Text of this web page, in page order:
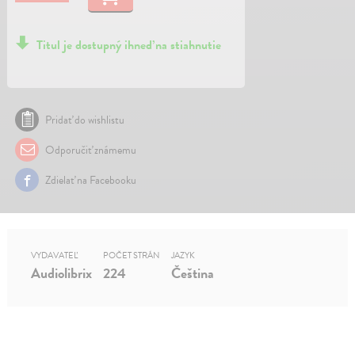
Titul je dostupný ihneď na stiahnutie
Pridať do wishlistu
Odporučiť známemu
Zdielať na Facebooku
VYDAVATEĽ
Audiolibrix
POČET STRÁN
224
JAZYK
Čeština